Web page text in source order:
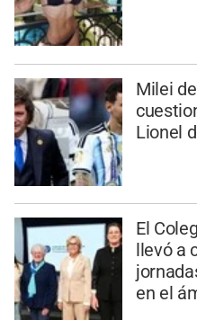
Milei
Lionel
El
llevó a
en el